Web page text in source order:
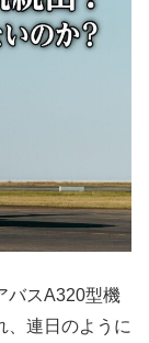
バスA320型機
、連日のように